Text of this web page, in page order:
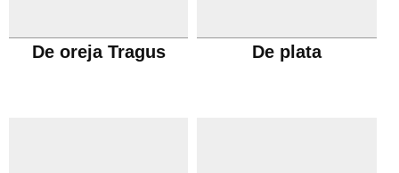
De oreja Tragus De plata